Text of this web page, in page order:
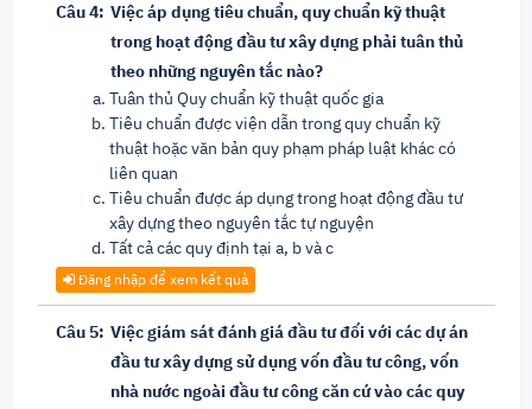
Câu 4: Việc áp dụng tiêu chuẩn, quy chuẩn kỹ thuật
trong hoạt động đầu tư xây dựng phải tuân thủ
theo những nguyên tắc nào?
Tuân thủ Quy chuẩn kỹ thuật quốc gia
Tiêu chuẩn được viện dẫn trong quy chuẩn kỹ
thuật hoặc văn bản quy phạm pháp luật khác có
liên quan
Tiêu chuẩn được áp dụng trong hoạt động đầu tư
xây dựng theo nguyên tắc tự nguyện
Tất cả các quy định tại a, b và c
Đăng nhập để xem kết quả
Câu 5: Việc giám sát đánh giá đầu tư đối với các dự án
đầu tư xây dựng sử dụng vốn đầu tư công, vốn
nhà nước ngoài đầu tư công căn cứ vào các quy